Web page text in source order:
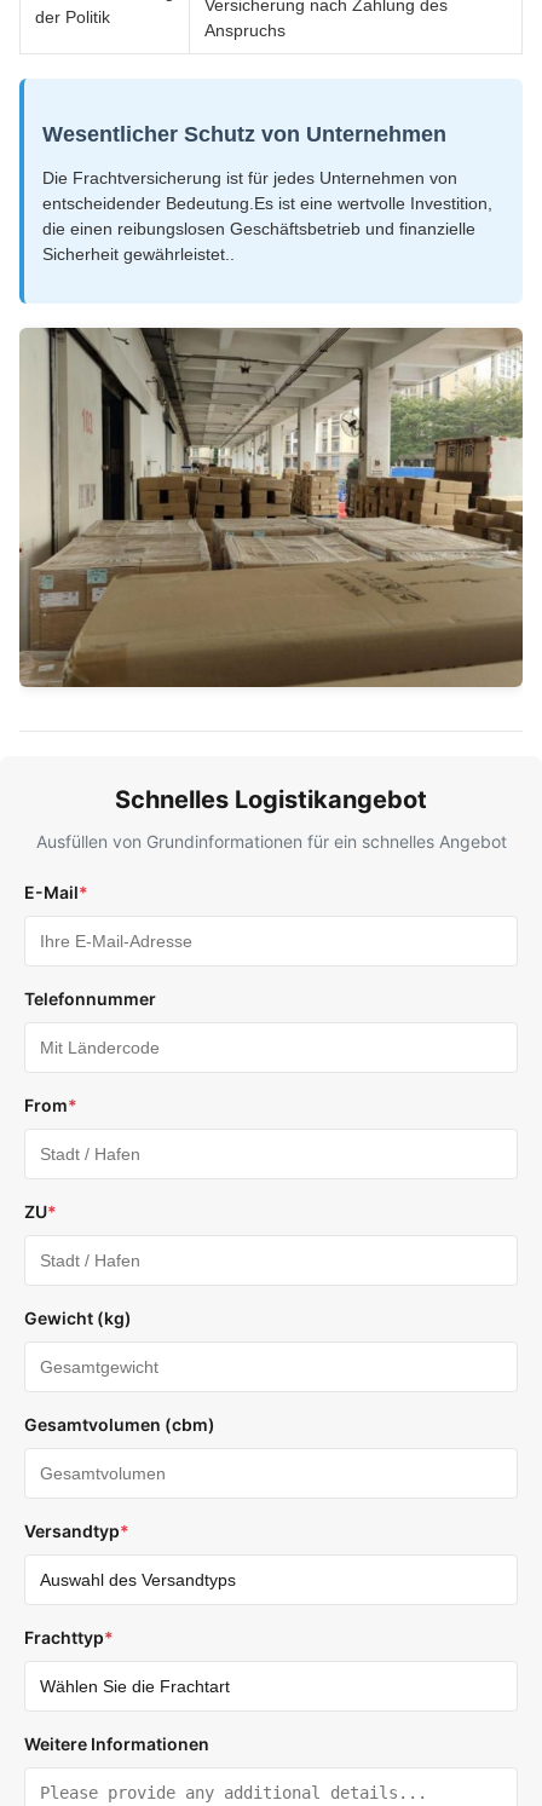
der Politik
Versicherung nach Zahlung des
Anspruchs
Wesentlicher Schutz von Unternehmen
Die Frachtversicherung ist für jedes Unternehmen von
entscheidender Bedeutung.Es ist eine wertvolle Investition,
die einen reibungslosen Geschäftsbetrieb und finanzielle
Sicherheit gewährleistet..
Schnelles Logistikangebot
Ausfüllen von Grundinformationen für ein schnelles Angebot
E-Mail*
Telefonnummer
From*
ZU*
Gewicht (kg)
Gesamtvolumen (cbm)
Versandtyp*
Frachttyp*
Weitere Informationen